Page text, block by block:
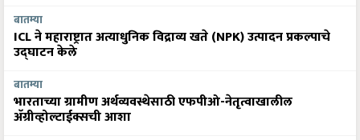
बातम्या
ICL ने महाराष्ट्रात अत्याधुनिक विद्राव्य खते (NPK) उत्पादन प्रकल्पाचे
उद्घाटन केले
बातम्या
भारताच्या ग्रामीण अर्थव्यवस्थेसाठी एफपीओ-नेतृत्वाखालील
अ‍ॅग्रीव्होल्टाईक्सची आशा